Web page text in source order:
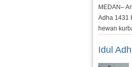
MEDAN–
Adha 1431
hewan
Idul